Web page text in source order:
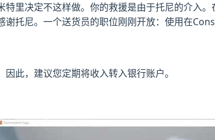
里决定不这样做。你的救援是由于托尼的介入
托尼。一个送货员的职位刚刚开放：使用在
此，建议您定期将收入转入银行账户。